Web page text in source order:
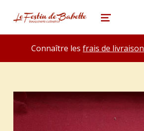
le festin de babette
"LE FESTIN DE BABETTE" – BOUQUINERIE GASTRONOMIQUE MENU
Connaître lesfrais de livraison